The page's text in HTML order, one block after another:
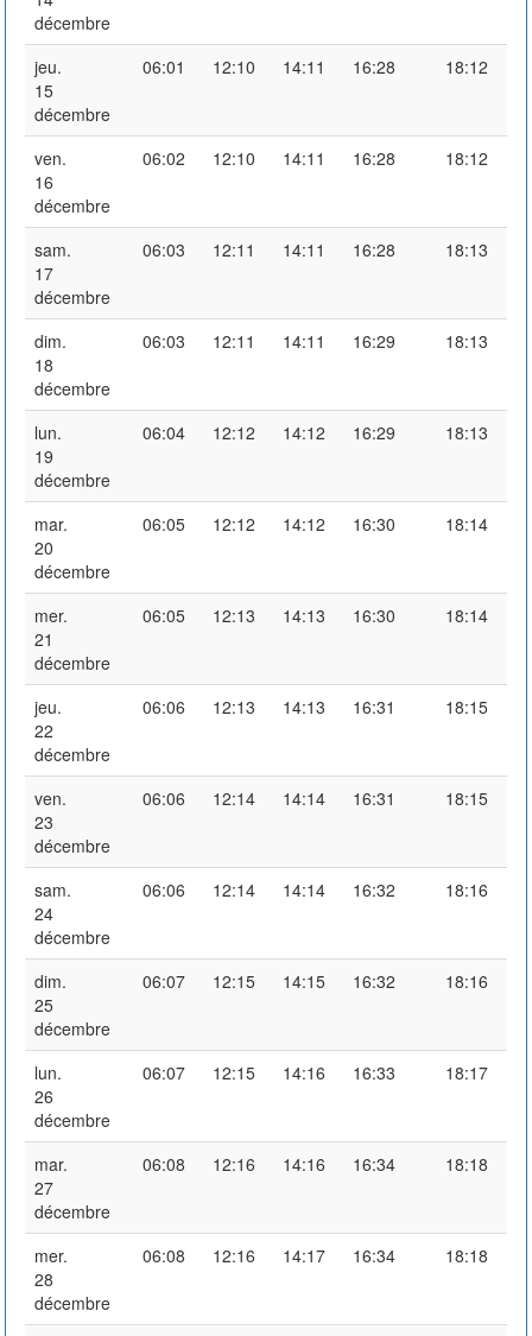
décembre
jeu.
15
décembre
06:01 12:10 14:11 16:28 18:12
ven.
16
décembre
06:02 12:10 14:11 16:28 18:12
sam.
17
décembre
06:03 12:11 14:11 16:28 18:13
dim.
18
décembre
06:03 12:11 14:11 16:29 18:13
lun.
19
décembre
06:04 12:12 14:12 16:29 18:13
mar.
20
décembre
06:05 12:12 14:12 16:30 18:14
mer.
21
décembre
06:05 12:13 14:13 16:30 18:14
jeu.
22
décembre
06:06 12:13 14:13 16:31 18:15
ven.
23
décembre
06:06 12:14 14:14 16:31 18:15
sam.
24
décembre
06:06 12:14 14:14 16:32 18:16
dim.
25
décembre
06:07 12:15 14:15 16:32 18:16
lun.
26
décembre
06:07 12:15 14:16 16:33 18:17
mar.
27
décembre
06:08 12:16 14:16 16:34 18:18
mer.
28
décembre
06:08 12:16 14:17 16:34 18:18